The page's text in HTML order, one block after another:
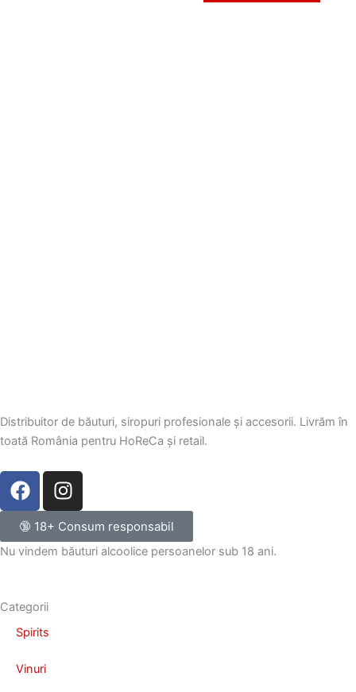
Distribuitor de băuturi, siropuri profesionale și accesorii. Livrăm în
toată România pentru HoReCa și retail.
F
a
c
e
b
o
k
I
n
s
t
a
🔞 18+ Consum responsabil
Nu vindem băuturi alcoolice persoanelor sub 18 ani.
Categorii
Spirits
Vinuri